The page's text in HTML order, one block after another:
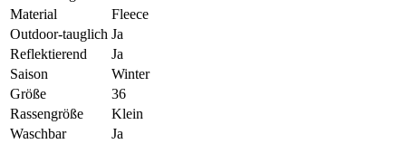
Material
Fleece
Outdoor-tauglich Ja
Reflektierend
Ja
Saison
Winter
Größe
36
Rassengröße
Klein
Waschbar
Ja